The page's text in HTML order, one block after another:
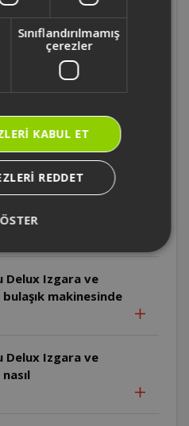
yapılır?
Delux Izgara ve
neden duman
Delux Izgara ve
sıcak
Delux Izgara ve
Delux Izgara ve
makinesinde
Delux Izgara ve
Sınıflandırılmamış
çerezler
KABUL ET
REDDET